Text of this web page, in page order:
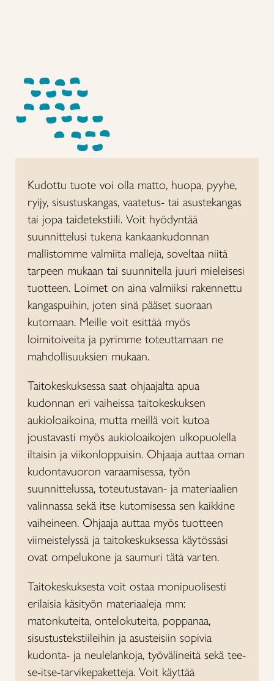
Kudottu tuote voi olla matto, huopa, pyyhe,
ryijy, sisustuskangas, vaatetus- tai asustekangas
tai jopa taidetekstiili. Voit hyödyntää
suunnittelusi tukena kankaankudonnan
mallistomme valmiita malleja, soveltaa niitä
tarpeen mukaan tai suunnitella juuri mieleisesi
tuotteen. Loimet on aina valmiiksi rakennettu
kangaspuihin, joten sinä pääset suoraan
kutomaan. Meille voit esittää myös
loimitoiveita ja pyrimme toteuttamaan ne
mahdollisuuksien mukaan.
Taitokeskuksessa saat ohjaajalta apua
kudonnan eri vaiheissa taitokeskuksen
aukioloaikoina, mutta meillä voit kutoa
joustavasti myös aukioloaikojen ulkopuolella
iltaisin ja viikonloppuisin. Ohjaaja auttaa oman
kudontavuoron varaamisessa, työn
suunnittelussa, toteutustavan- ja materiaalien
valinnassa sekä itse kutomisessa sen kaikkine
vaiheineen. Ohjaaja auttaa myös tuotteen
viimeistelyssä ja taitokeskuksessa käytössäsi
ovat ompelukone ja saumuri tätä varten.
Taitokeskuksesta voit ostaa monipuolisesti
erilaisia käsityön materiaaleja mm:
matonkuteita, ontelokuteita, poppanaa,
sisustustekstiileihin ja asusteisiin sopivia
kudonta- ja neulelankoja, työvälineitä sekä tee-
se-itse-tarvikepaketteja. Voit käyttää